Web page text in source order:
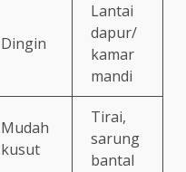
Dingin
Lantai
dapur/
kamar
mandi
Mudah
kusut
Tirai,
sarung
bantal